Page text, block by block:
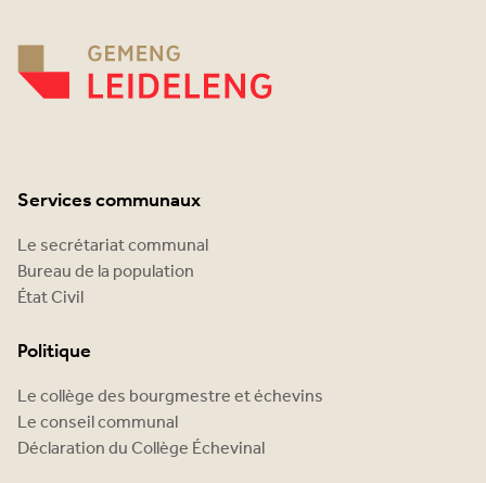
Services communaux
Le secrétariat communal
Bureau de la population
État Civil
Politique
Le collège des bourgmestre et échevins
Le conseil communal
Déclaration du Collège Échevinal